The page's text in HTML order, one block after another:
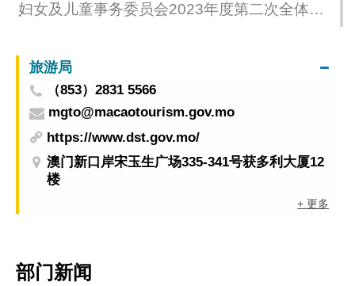
妇女及儿童事务委员会2023年度第二次全体会
旅游局
（853）2831 5566
mgto@macaotourism.gov.mo
https://www.dst.gov.mo/
澳门新口岸宋玉生广场335-341号获多利大厦12
楼
+ 更多
部门新闻